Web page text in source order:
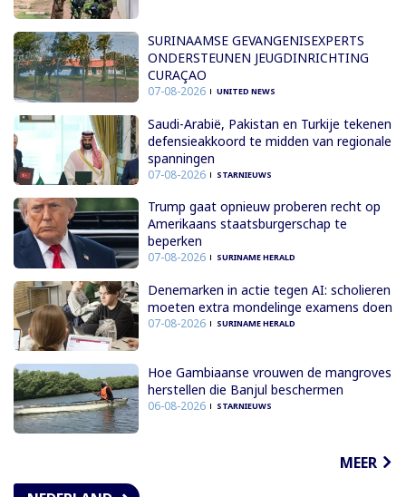
SURINAAMSE GEVANGENISEXPERTS
ONDERSTEUNEN JEUGDINRICHTING
CURAÇAO
07-08-2026 UNITED NEWS
Saudi-Arabië, Pakistan en Turkije tekenen
defensieakkoord te midden van regionale
spanningen
07-08-2026 STARNIEUWS
Trump gaat opnieuw proberen recht op
Amerikaans staatsburgerschap te
beperken
07-08-2026 SURINAME HERALD
Denemarken in actie tegen AI: scholieren
moeten extra mondelinge examens doen
07-08-2026 SURINAME HERALD
Hoe Gambiaanse vrouwen de mangroves
herstellen die Banjul beschermen
06-08-2026 STARNIEUWS
MEER